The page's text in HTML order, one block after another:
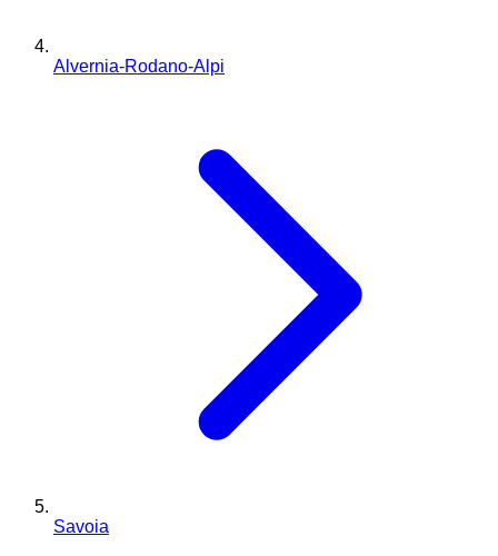
Alvernia-Rodano-Alpi
Savoia